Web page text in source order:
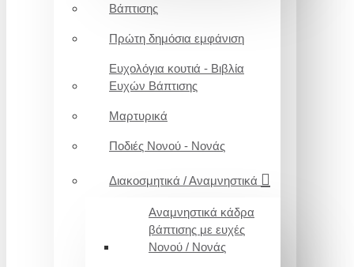
Βάπτισης
Πρώτη δημόσια εμφάνιση
Ευχολόγια κουτιά - Βιβλία
Ευχών Βάπτισης
Μαρτυρικά
Ποδιές Νονού - Νονάς
Διακοσμητικά / Αναμνηστικά
Αναμνηστικά κάδρα
βάπτισης με ευχές
Νονού / Νονάς